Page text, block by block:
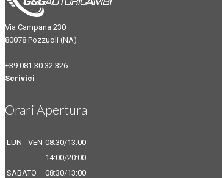
Via Campana 230
80078 Pozzuoli (NA)
+39 081 30 32 326
Scrivici
Orari Apertura
LUN - VEN 08:30/13:00
14:00/20:00
SABATO
08:30/13:00